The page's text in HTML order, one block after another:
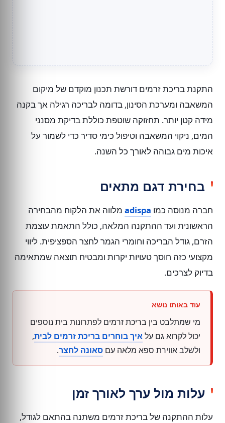
התקנת בריכת זרמים דורשת תכנון מוקדם של מיקום
המשאבה ומערכת הסינון, בדומה לבריכה רגילה אך בקנה
מידה קטן יותר. תחזוקה שוטפת כוללת בדיקת מסנני
המים, ניקוי המשאבה וטיפול כימי סדיר כדי לשמור על
איכות מים גבוהה לאורך כל השנה.
בחירת דגם מתאים
חברה מנוסה כמו adispa מלווה את הלקוח מהבחירה
הראשונית ועד ההתקנה המלאה, כולל התאמת עוצמת
הזרם, גודל הבריכה וחומרי הגמר לחצר הספציפית. ליווי
מקצועי כזה חוסך טעויות יקרות ומבטיח תוצאה שמתאימה
בדיוק לצרכים.
מי שמתלבט בין בריכת זרמים לפתרונות בית נוספים
יכול לקרוא גם עלאיך בוחרים בריכת זרמים לבית,
ולשלב אווירת ספא מלאה עם סאונה לחצר.
עלות מול ערך לאורך זמן
עלות ההתקנה של בריכת זרמים משתנה בהתאם לגודל,